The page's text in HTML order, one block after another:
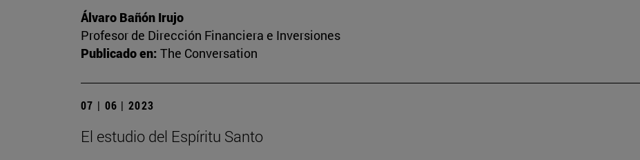
Álvaro Bañón Irujo
Profesor de Dirección Financiera e Inversiones
Publicado en: The Conversation
07 | 06 | 2023
El estudio del Espíritu Santo